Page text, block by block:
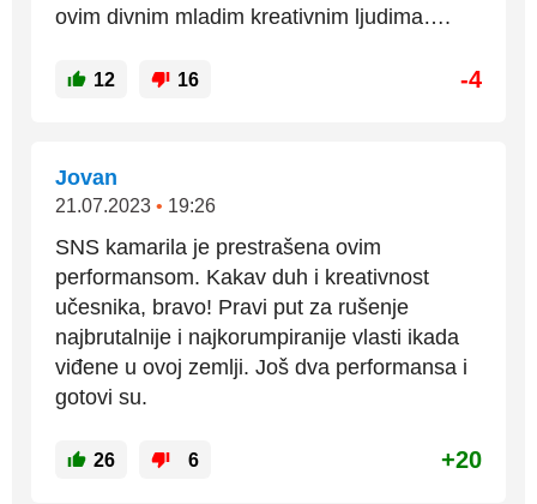
ovim divnim mladim kreativnim ljudima….
12 16 -4
Jovan
21.07.2023 • 19:26
SNS kamarila je prestrašena ovim
performansom. Kakav duh i kreativnost
učesnika, bravo! Pravi put za rušenje
najbrutalnije i najkorumpiranije vlasti ikada
viđene u ovoj zemlji. Još dva performansa i
gotovi su.
26 6 +20